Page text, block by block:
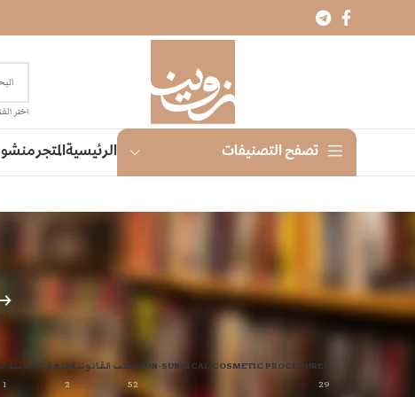
اختر
تصفح التصنيفات الرئيسيةالمتجر
NON-SURGICAL COSMETIC PROCEDURES
29
الكتب القانونية
52
اللغة الالمانية
2
1